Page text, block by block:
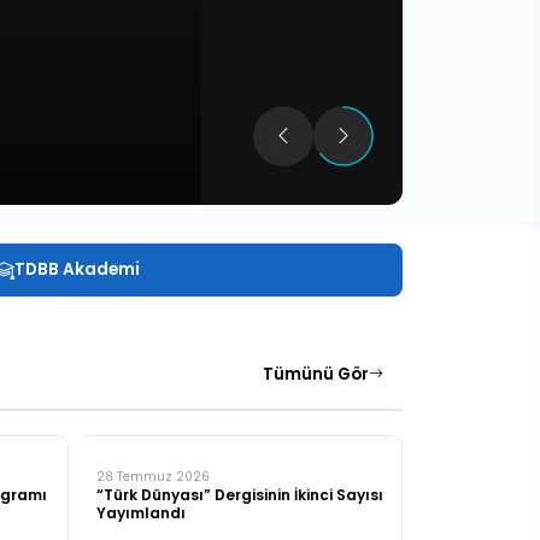
TDBB Akademi
Tümünü Gör
28 Temmuz 2026
“Türk Dünyası” Dergisinin İkinci Sayısı
Yayımlandı